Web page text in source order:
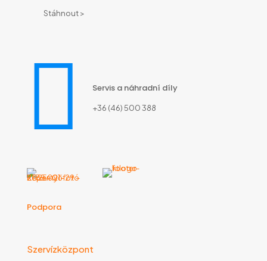
Stáhnout >
Servis a náhradní díly
+36 (46) 500 388
Podpora
Szervízközpont